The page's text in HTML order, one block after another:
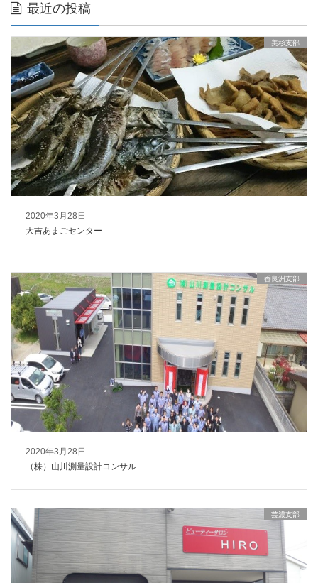
最近の投稿
2020年3月28日
美杉支部
大吉あまごセンター
2020年3月28日
香良洲支部
（株）山川測量設計コンサル
芸濃支部